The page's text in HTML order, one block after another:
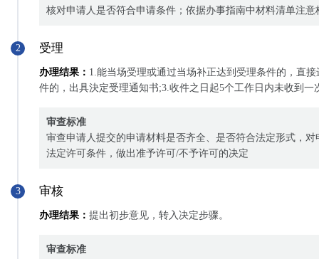
核对申请人是否符合申请条件；依据办事指南中材料清单注
2 受理
办理结果： 1.能当场受理或通过当场补正达到受理条件的，直
件的，出具決定受理通知书;3.收件之日起5个工作日内未收到
审查标准
审查申请人提交的申请材料是否齐全、是否符合法定形式，
法定许可条件，做出准予许可/不予许可的决定
3 审核
办理结果： 提出初步意见，转入决定步骤。
审查标准